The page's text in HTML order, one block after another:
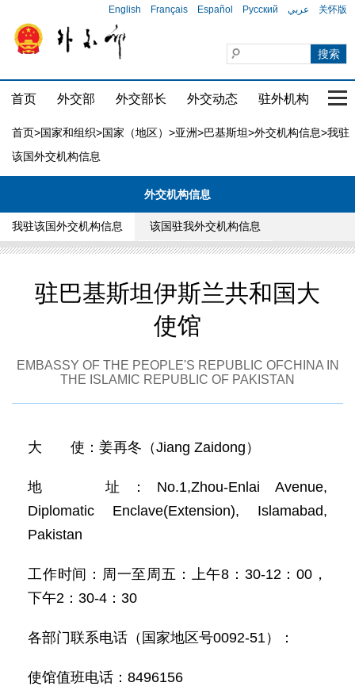
English Français Español Русский عربي 关怀版
首页 外交部 外交部长 外交动态 驻外机构 国
首页>国家和组织>国家（地区） >亚洲>巴基斯坦>外交机构信息>我驻
该国外交机构信息
外交机构信息
我驻该国外交机构信息 该国驻我外交机构信息
驻巴基斯坦伊斯兰共和国大
使馆
EMBASSY OF THE PEOPLE'S REPUBLIC OFCHINA IN
THE ISLAMIC REPUBLIC OF PAKISTAN
大 使：姜再冬（Jiang Zaidong）
地 址：No.1,Zhou-Enlai Avenue,
Diplomatic Enclave(Extension), Islamabad,
Pakistan
工作时间：周一至周五：上午8：30-12：00，
下午2：30-4：30
各部门联系电话（国家地区号0092-51）：
使馆值班电话：8496156